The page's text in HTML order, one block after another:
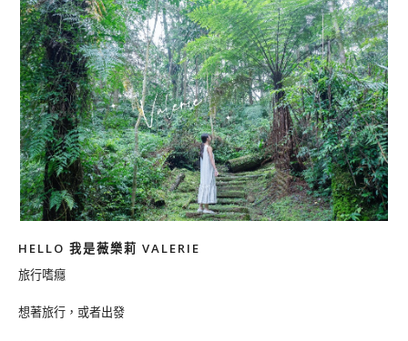
HELLO 我是薇樂莉 VALERIE
旅行嗜癮
想著旅行，或者出發